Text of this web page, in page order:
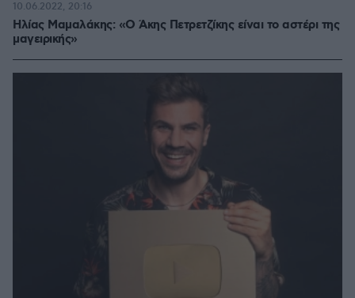
Ηλίας Μαμαλάκης: «Ο Άκης Πετρετζίκης είναι το αστέρι της
μαγειρικής»
10.06.2022, 20:16